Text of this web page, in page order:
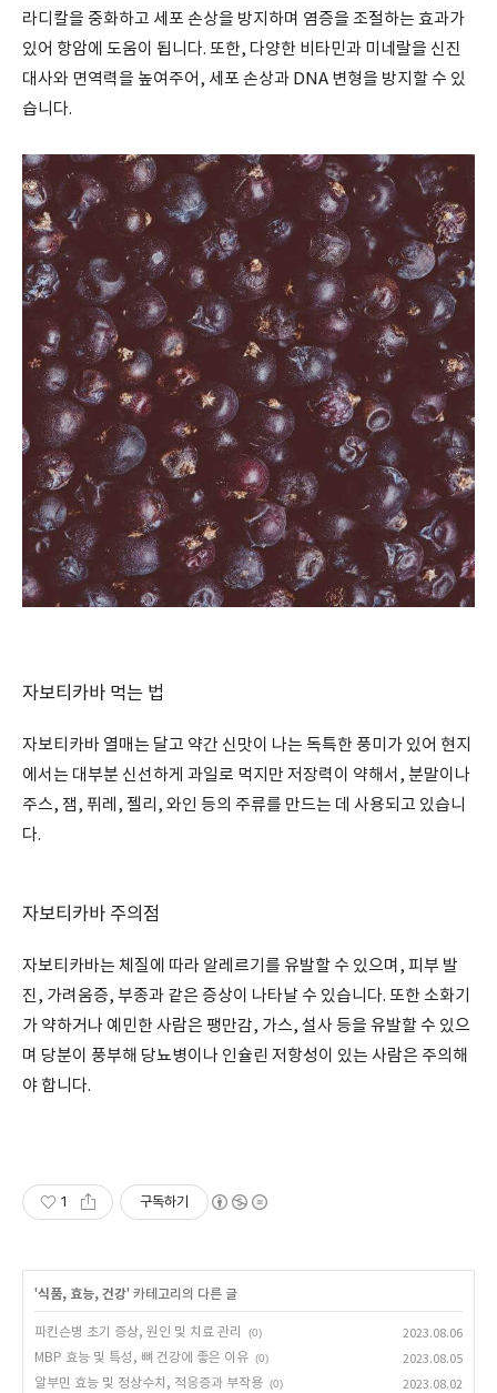
라디칼을 중화하고 세포 손상을 방지하며 염증을 조절하는 효과가
있어 항암에 도움이 됩니다. 또한, 다양한 비타민과 미네랄을 신진
대사와 면역력을 높여주어, 세포 손상과 DNA 변형을 방지할 수 있
습니다.
자보티카바 먹는 법
자보티카바 열매는 달고 약간 신맛이 나는 독특한 풍미가 있어 현지
에서는 대부분 신선하게 과일로 먹지만 저장력이 약해서, 분말이나
주스, 잼, 퓌레, 젤리, 와인 등의 주류를 만드는 데 사용되고 있습니
다.
자보티카바 주의점
자보티카바는 체질에 따라 알레르기를 유발할 수 있으며, 피부 발
진, 가려움증, 부종과 같은 증상이 나타날 수 있습니다. 또한 소화기
가 약하거나 예민한 사람은 팽만감, 가스, 설사 등을 유발할 수 있으
며 당분이 풍부해 당뇨병이나 인슐린 저항성이 있는 사람은 주의해
야 합니다.
1 구독하기
'식품, 효능, 건강' 카테고리의 다른 글
파킨슨병 초기 증상, 원인 및 치료 관리 (0)
2023.08.06
MBP 효능 및 특성, 뼈 건강에 좋은 이유 (0)
2023.08.05
알부민 효능 및 정상수치, 적응증과 부작용 (0)
2023.08.02